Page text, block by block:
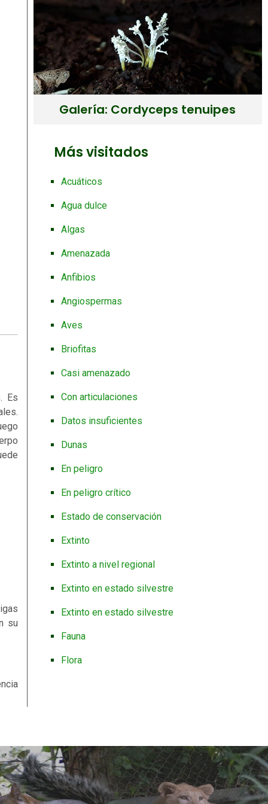
Galería: Cordyceps tenuipes
Más visitados
Acuáticos
Agua dulce
Algas
Amenazada
Anfibios
Angiospermas
Aves
Briofitas
Casi amenazado
Con articulaciones
Datos insuficientes
Dunas
En peligro
En peligro crítico
Estado de conservación
Extinto
Extinto a nivel regional
Extinto en estado silvestre
Extinto en estado silvestre
Fauna
Flora
Hongos
Invertebrados
Es
su